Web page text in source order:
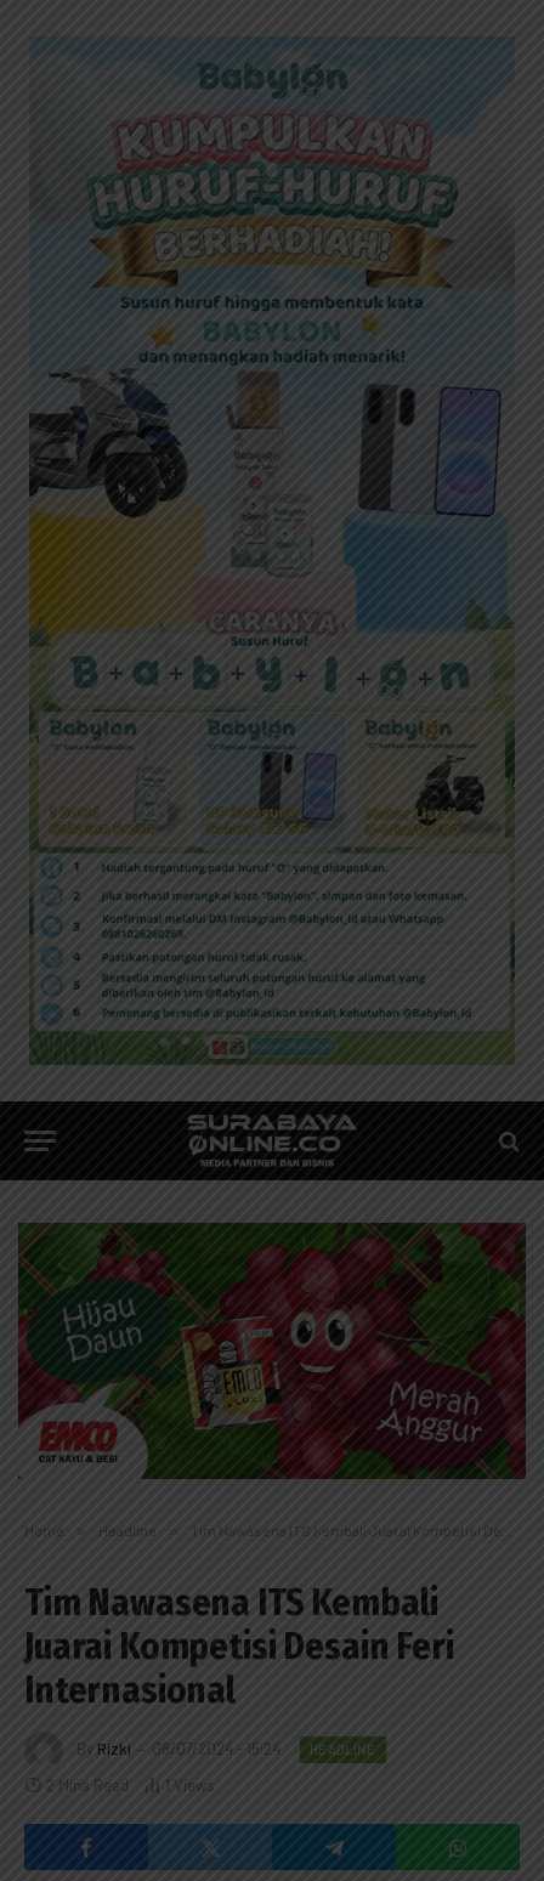
Home » Headline » Tim Nawasena ITS Kembali Juarai Kompetisi Desain Feri Internasional
Tim Nawasena ITS Kembali
Juarai Kompetisi Desain Feri
Internasional
By Rizki 08/07/2024 - 15:24 HEADLINE
2 Mins Read 1 Views